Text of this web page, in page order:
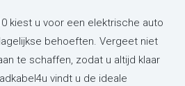
kiest u voor een elektrische auto
behoeften. Vergeet niet
te schaffen, zodat u altijd klaar
vindt u de ideale